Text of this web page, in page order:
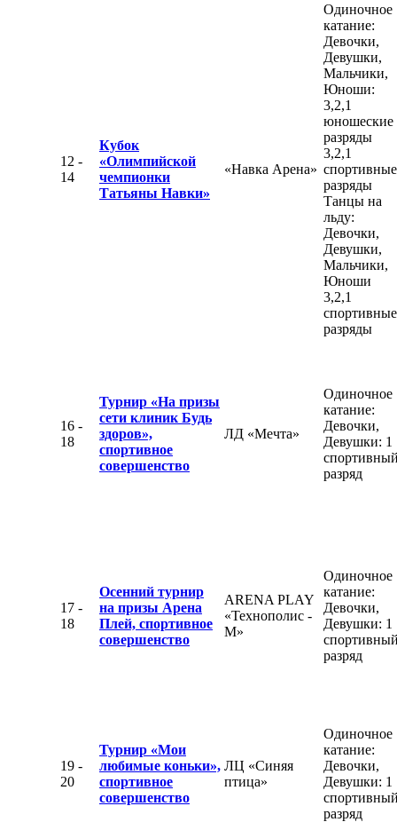
12 -
14
Кубок
«Олимпийской
чемпионки
Татьяны Навки»
«Навка Арена»
Одиночное
катание:
Девочки,
Девушки,
Мальчики,
Юноши:
3,2,1
юношеские
разряды
3,2,1
спортивные
разряды
Танцы на
льду:
Девочки,
Девушки,
Мальчики,
Юноши
3,2,1
спортивные
разряды
16 -
18
Турнир «На призы
сети клиник Будь
здоров»,
спортивное
совершенство
ЛД «Мечта»
Одиночное
катание:
Девочки,
Девушки: 1
разряд
17 -
18
Осенний турнир
на призы Арена
Плей, спортивное
совершенство
ARENA PLAY
«Технополис -
М»
Одиночное
катание:
Девочки,
Девушки: 1
разряд
19 -
20
Турнир «Мои
любимые коньки»,
спортивное
совершенство
ЛЦ «Синяя
птица»
Одиночное
катание:
Девочки,
Девушки: 1
разряд